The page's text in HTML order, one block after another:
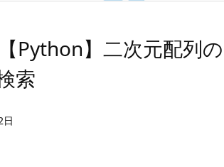
Python】二次元配列
索